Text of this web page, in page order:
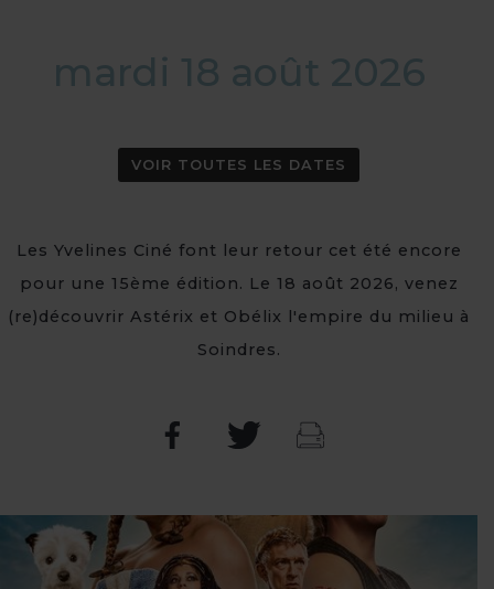
mardi 18 août 2026
VOIR TOUTES LES DATES
Les Yvelines Ciné font leur retour cet été encore
pour une 15ème édition. Le 18 août 2026, venez
(re)découvrir Astérix et Obélix l'empire du milieu à
Soindres.